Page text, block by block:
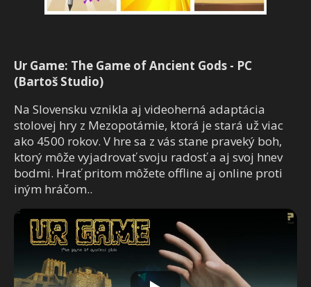
Ur Game: The Game of Ancient Gods - PC
(Bartoš Studio)
Na Slovensku vznikla aj videoherná adaptácia
stolovej hry z Mezopotámie, ktorá je stará už viac
ako 4500 rokov. V hre sa z vás stane praveký boh,
ktorý môže vyjadrovať svoju radosť a aj svoj hnev
bodmi. Hrať pritom môžete offline aj online proti
iným hráčom..